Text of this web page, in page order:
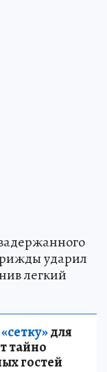
ударил
легкий
для
тайно
гостей